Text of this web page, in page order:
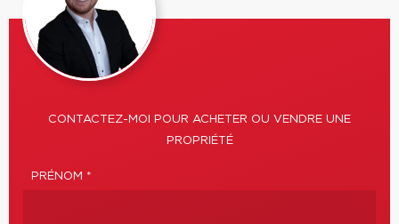
CONTACTEZ-MOI POUR ACHETER OU VENDRE UNE
PROPRIÉTÉ
PRÉNOM *